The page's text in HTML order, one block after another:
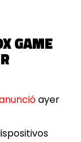
GAME
ayer